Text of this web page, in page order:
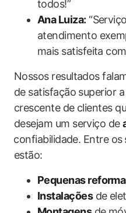
todos!”
Ana Luiza:
atendimento
mais satisfeita
Nossos resultados
de satisfação superior a
crescente de clientes
desejam um serviço de
⁤confiabilidade. Entre
estão:
Pequenas
Instalaçõesde